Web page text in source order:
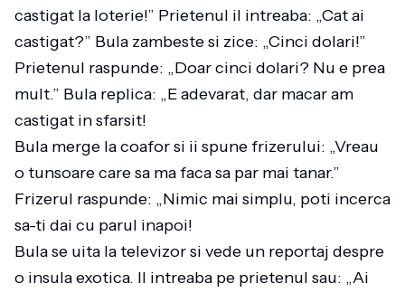
castigat la loterie!” Prietenul il intreaba: „Cat ai
castigat?” Bula zambeste si zice: „Cinci dolari!”
Prietenul raspunde: „Doar cinci dolari? Nu e prea
mult.” Bula replica: „E adevarat, dar macar am
castigat in sfarsit!
Bula merge la coafor si ii spune frizerului: „Vreau
o tunsoare care sa ma faca sa par mai tanar.”
Frizerul raspunde: „Nimic mai simplu, poti incerca
sa-ti dai cu parul inapoi!
Bula se uita la televizor si vede un reportaj despre
o insula exotica. Il intreaba pe prietenul sau: „Ai